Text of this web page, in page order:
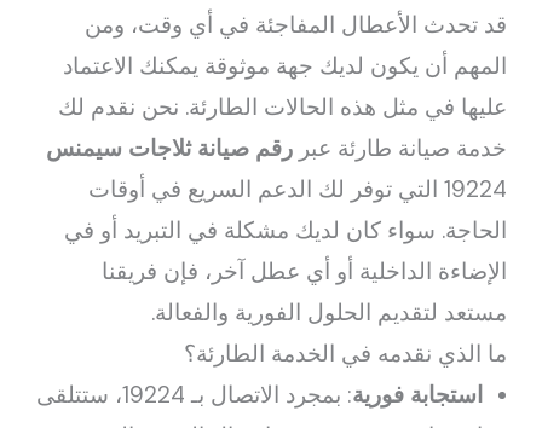
قد تحدث الأعطال المفاجئة في أي وقت، ومن
المهم أن يكون لديك جهة موثوقة يمكنك الاعتماد
عليها في مثل هذه الحالات الطارئة. نحن نقدم لك
خدمة صيانة طارئة عبررقم صيانة ثلاجات سيمنس
19224 التي توفر لك الدعم السريع في أوقات
الحاجة. سواء كان لديك مشكلة في التبريد أو في
الإضاءة الداخلية أو أي عطل آخر، فإن فريقنا
مستعد لتقديم الحلول الفورية والفعالة.
ما الذي نقدمه في الخدمة الطارئة؟
استجابة فورية
: بمجرد الاتصال بـ 19224، ستتلقى